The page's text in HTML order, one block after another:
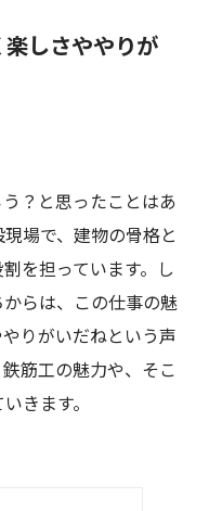
しさややりが
？と思ったことはあ
場で、建物の骨格と
を担っています。し
らは、この仕事の魅
りがいだねという声
筋工の魅力や、そこ
きます。